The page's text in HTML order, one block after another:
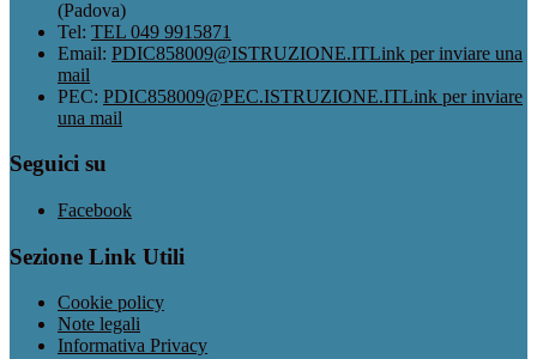
(Padova)
Tel: TEL 049 9915871
Email: PDIC858009@ISTRUZIONE.ITLink per inviare una
mail
PEC: PDIC858009@PEC.ISTRUZIONE.ITLink per inviare
una mail
Seguici su
Facebook
Sezione Link Utili
Cookie policy
Note legali
Informativa Privacy